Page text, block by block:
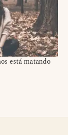
está matando